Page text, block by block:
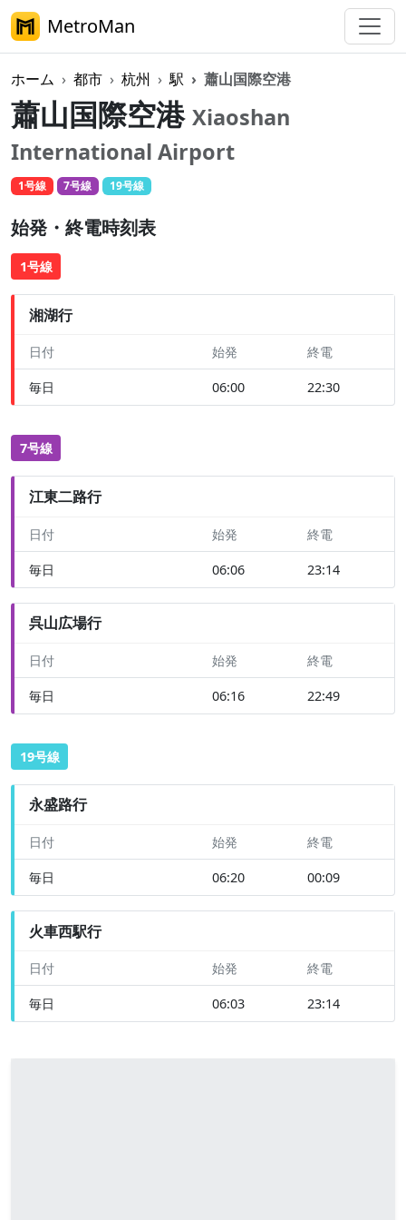
MetroMan
ホーム 都市 杭州 駅 蕭山国際空港
蕭山国際空港 Xiaoshan
International Airport
1号線 7号線 19号線
始発・終電時刻表
1号線
湘湖行
日付 始発 終電
毎日 06:00 22:30
7号線
江東二路行
日付 始発 終電
毎日 06:06 23:14
呉山広場行
日付 始発 終電
毎日 06:16 22:49
19号線
永盛路行
日付 始発 終電
毎日 06:20 00:09
火車西駅行
日付 始発 終電
毎日 06:03 23:14